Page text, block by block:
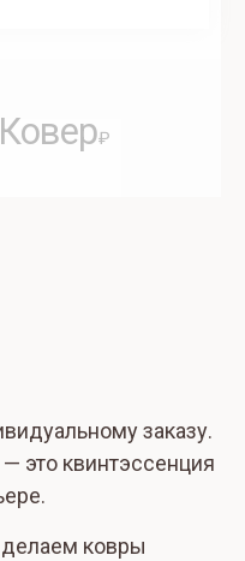
Ковер₽
заказу.
это квинтэссенция
ковры